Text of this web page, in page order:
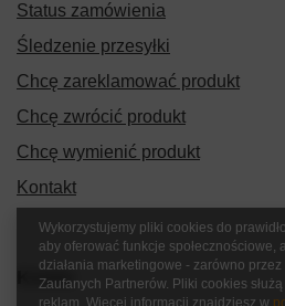
Status zamówienia
Śledzenie przesyłki
Chcę zareklamować produkt
Chcę zwrócić produkt
Chcę wymienić produkt
Kontakt
Konto
Wykorzystujemy pliki cookies do
aby oferować funkcje
działania marketingowe - zarówno
Zaufanych Partnerów. Pliki cookies
reklam. Więcej informacji znajdziesz w